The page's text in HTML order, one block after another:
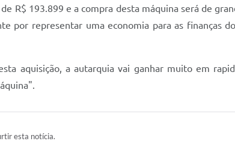
R$ 193.899 e a compra desta máquina será de
por representar uma economia para as finanças
aquisição, a autarquia vai ganhar muito em
esta notícia.